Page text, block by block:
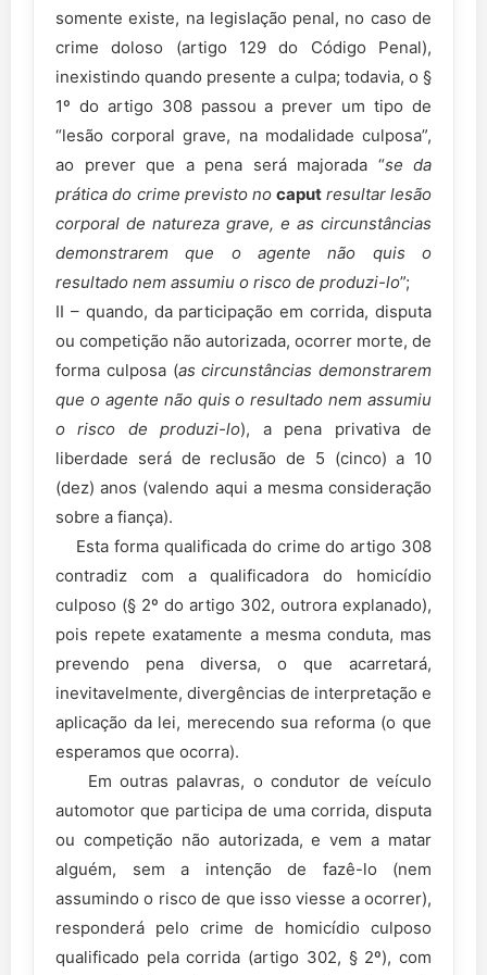
somente existe, na legislação penal, no caso de
crime doloso (artigo 129 do Código Penal),
inexistindo quando presente a culpa; todavia, o §
1º do artigo 308 passou a prever um tipo de
“lesão corporal grave, na modalidade culposa”,
ao prever que a pena será majorada “se da
prática do crime previsto nocaput resultar lesão
corporal de natureza grave, e as circunstâncias
demonstrarem que o agente não quis o
resultado nem assumiu o risco de produzi-lo”;
II – quando, da participação em corrida, disputa
ou competição não autorizada, ocorrer morte, de
forma culposa (as circunstâncias demonstrarem
que o agente não quis o resultado nem assumiu
o risco de produzi-lo), a pena privativa de
liberdade será de reclusão de 5 (cinco) a 10
(dez) anos (valendo aqui a mesma consideração
sobre a fiança).
Esta forma qualificada do crime do artigo 308
contradiz com a qualificadora do homicídio
culposo (§ 2º do artigo 302, outrora explanado),
pois repete exatamente a mesma conduta, mas
prevendo pena diversa, o que acarretará,
inevitavelmente, divergências de interpretação e
aplicação da lei, merecendo sua reforma (o que
esperamos que ocorra).
Em outras palavras, o condutor de veículo
automotor que participa de uma corrida, disputa
ou competição não autorizada, e vem a matar
alguém, sem a intenção de fazê-lo (nem
assumindo o risco de que isso viesse a ocorrer),
responderá pelo crime de homicídio culposo
qualificado pela corrida (artigo 302, § 2º), com